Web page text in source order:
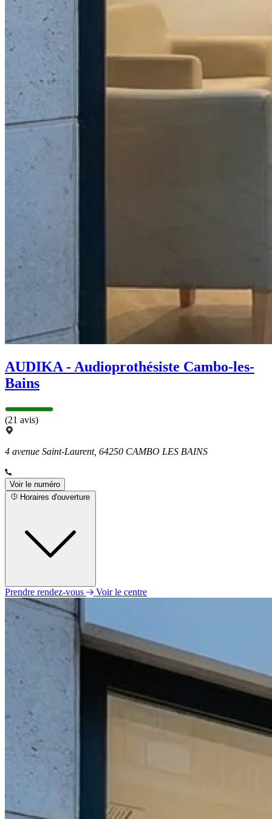
AUDIKA - Audioprothésiste Cambo-les-
Bains
(21 avis)
4 avenue Saint-Laurent, 64250 CAMBO LES BAINS
Voir le numéro
Horaires d'ouverture
Lundi
09h00 - 12h00
14h00 - 18h00
09h00 - 12h00
14h00 - 18h00
Mercredi
14h00 - 18h00
09h00 - 12h00
14h00 - 18h00
Vendredi
09h00 - 12h00
14h00 - 18h00
Fermé
Dimanche
Prendre rendez-vous Voir le centre